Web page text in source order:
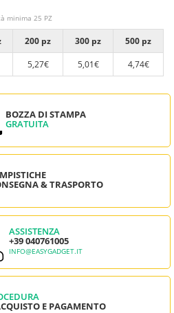
minima 25 PZ
200 pz 300 pz
500 pz
5,27€ 5,01€ 4,74€
BOZZA DI STAMPA
GRATUITA
& TRASPORTO
ASSISTENZA
+39 040761005
INFO@EASYGADGET.IT
E PAGAMENTO